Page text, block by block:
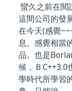
蠻久之前在閱
這間公司的發
在今天(感覺
息。感覺相當
品。也是
候，ＢC++3.0
學時代所學習